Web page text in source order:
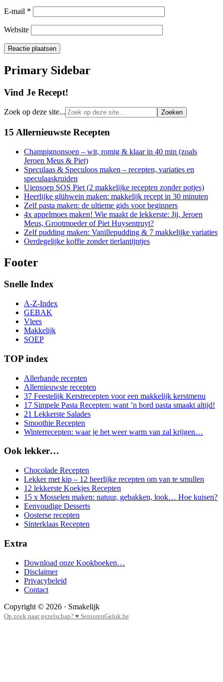
E-mail *
Website
Primary Sidebar
Vind Je Recept!
Zoek op deze site...
15 Allernieuwste Recepten
Champignonsoep – wit, romig & klaar in 40 min (zoals
Jeroen Meus & Piet)
Speculaas & Speculoos maken – recepten, variaties en
speculaaskruiden
Uiensoep SOS Piet (2 makkelijke recepten zonder potjes)
Heerlijke glühwein maken: makkelijk recept in 30 minuten
Zelf pasta maken: de ultieme gids voor beginners
4x appelmoes maken! Wie maakt de lekkerste: Jij, Jeroen
Meus, Grootmoeder of Piet Huysentruyt?
Zelf pudding maken: Vanillepudding & 7 makkelijke variaties
Oerdegelijke koffie zonder tierlantijntjes
Footer
Snelle Index
A-Z-Index
GEBAK
Vlees
Makkelijk
SOEP
TOP index
Allerhande recepten
Allernieuwste recepten
37 Feestelijk Kerstrecepten voor een makkelijk kerstmenu
17 Simpele Pasta Recepten: want ’n bord pasta smaakt altijd!
21 Lekkerste Salades
Smoothie Recepten
Winterrecepten: waar je het weer warm van zal krijgen…
Ook lekker…
Chocolade Recepten
Lekker met kip – 12 heerlijke recepten om van te smullen
12 lekkerste Koekjes Recepten
15 x Mosselen maken: natuur, gebakken, look… Hoe kuisen?
Eenvoudige Desserts
Oosterse recepten
Sinterklaas Recepten
Extra
Download onze Kookboeken…
Disclaimer
Privacybeleid
Contact
Copyright © 2026 · Smakelijk
Op zoek naar gezelschap? ♥ SeniorenGeluk.be